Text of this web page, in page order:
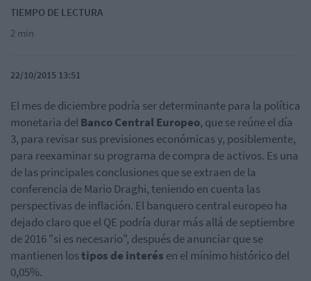
TIEMPO DE LECTURA
2 min
22/10/2015 13:51
El mes de diciembre podría ser determinante para la política
monetaria delBanco Central Europeo, que se reúne el día
3, para revisar sus previsiones económicas y, posiblemente,
para reexaminar su programa de compra de activos. Es una
de las principales conclusiones que se extraen de la
conferencia de Mario Draghi, teniendo en cuenta las
perspectivas de inflación. El banquero central europeo ha
dejado claro que el QE podría durar más allá de septiembre
de 2016 "si es necesario", después de anunciar que se
mantienen lostipos de interés en el mínimo histórico del
0,05%.